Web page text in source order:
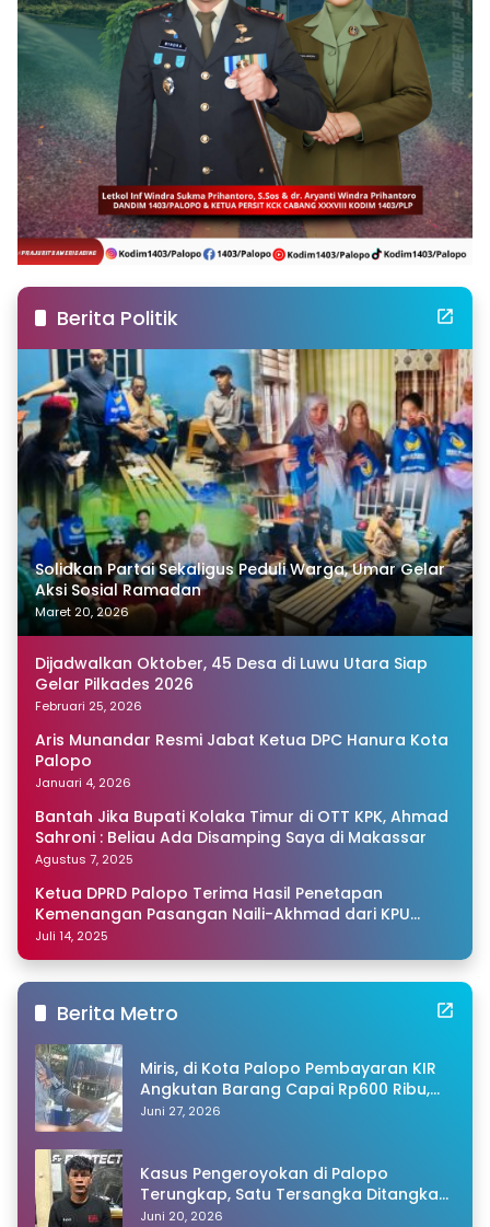
Berita Politik
Solidkan Partai Sekaligus Peduli Warga, Umar Gelar
Aksi Sosial Ramadan
Maret 20, 2026
Dijadwalkan Oktober, 45 Desa di Luwu Utara Siap
Gelar Pilkades 2026
Februari 25, 2026
Aris Munandar Resmi Jabat Ketua DPC Hanura Kota
Palopo
Januari 4, 2026
Bantah Jika Bupati Kolaka Timur di OTT KPK, Ahmad
Sahroni : Beliau Ada Disamping Saya di Makassar
Agustus 7, 2025
Ketua DPRD Palopo Terima Hasil Penetapan
Kemenangan Pasangan Naili-Akhmad dari KPU
Sulsel
Juli 14, 2025
Berita Metro
Miris, di Kota Palopo Pembayaran KIR
Angkutan Barang Capai Rp600 Ribu,
Warganet Pertanyakan Dugaan Pungli
Juni 27, 2026
Kasus Pengeroyokan di Palopo
Terungkap, Satu Tersangka Ditangkap
Polisi
Juni 20, 2026